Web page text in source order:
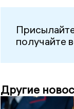
получайте
Другие